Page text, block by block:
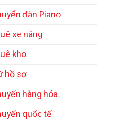
đàn Piano
xe nâng
kho
hồ sơ
hàng hóa
quốc tế